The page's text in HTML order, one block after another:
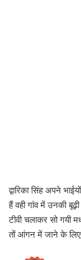
द्वारिका सिंह अपने
हैं वही गांव में उनकी
टीवी चलाकर सो गयी
तों आंगन में जाने के लिए